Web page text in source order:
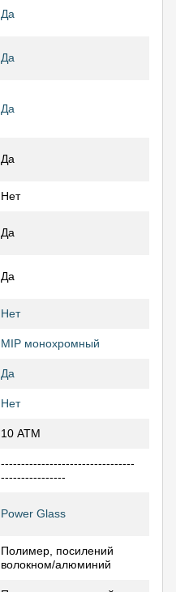
Да
Да
Да
Да
Нет
Да
Да
Нет
MIP монохромный
Да
Нет
10 АТМ
---------------------------------
----------------
Power Glass
Полимер, посилений
волокном/алюминий